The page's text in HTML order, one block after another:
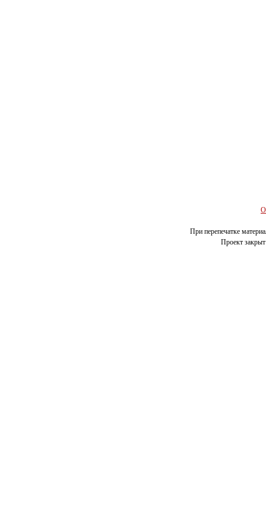
О
При перепечатке
Проект закрыт